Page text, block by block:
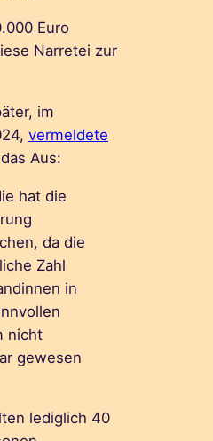
Euro
Narretei zur
im
vermeldete
Aus:
hat die
da die
Zahl
in
nicht
gewesen
lediglich 40